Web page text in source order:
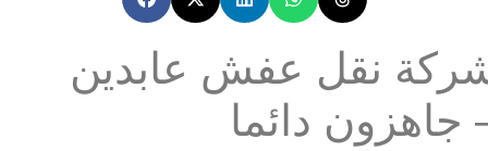
جاهزون دائما